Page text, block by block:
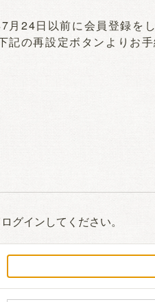
24日以前に会員登録を
記の再設定ボタンよりお
グインしてください。